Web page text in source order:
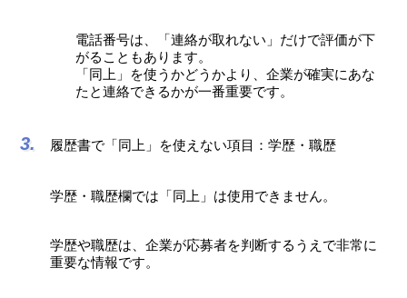
電話番号は、「連絡が取れない」だけで評価が下
がることもあります。
「同上」を使うかどうかより、企業が確実にあな
たと連絡できるかが一番重要です。
履歴書で「同上」を使えない項目：学歴・職歴
学歴・職歴欄では「同上」は使用できません。
学歴や職歴は、企業が応募者を判断するうえで非常に
重要な情報です。